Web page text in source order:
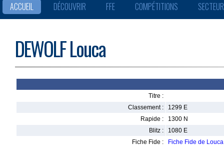
ACCUEIL DÉCOUVRIR FFE COMPÉTITIONS
DEWOLF Louca
Titre :
Classement :
1299 E
Rapide :
1300 N
Blitz :
1080 E
Fiche Fide :
Fiche Fide de